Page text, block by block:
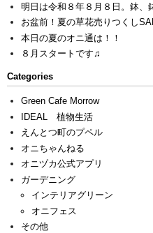
明日は令和８年８月８日。鉢、
お盆前！夏の草花売りつくし
本日の夏のオニ通は！！
８月スタートです♫
Categories
Green Cafe Morrow
IDEAL 植物生活
えんとつ町のプペル
オニちゃんねる
オニヅカ公式アプリ
ガーデニング
インテリアグリーン
オニフェス
その他